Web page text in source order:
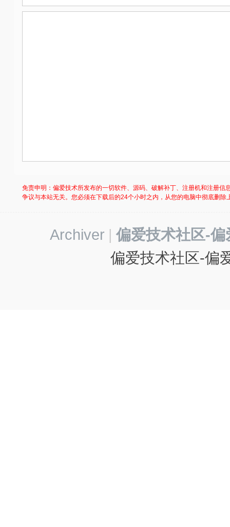
免责申明：偏爱技术所发布的一切软件、源码、破解补丁、注册机和注册
争议与本站无关。您必须在下载后的24个小时之内，从您的电脑中彻底删
Archiver | 偏爱技术社区-
偏爱技术社区-偏